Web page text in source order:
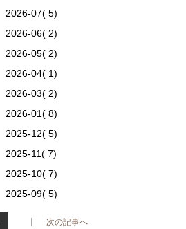
2026-07( 5)
2026-06( 2)
2026-05( 2)
2026-04( 1)
2026-03( 2)
2026-01( 8)
2025-12( 5)
2025-11( 7)
2025-10( 7)
2025-09( 5)
次の記事へ